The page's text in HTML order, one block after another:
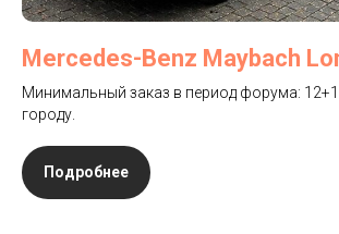
Mercedes-Benz Maybach
Минимальный заказ в период форума:
городу.
Подробнее